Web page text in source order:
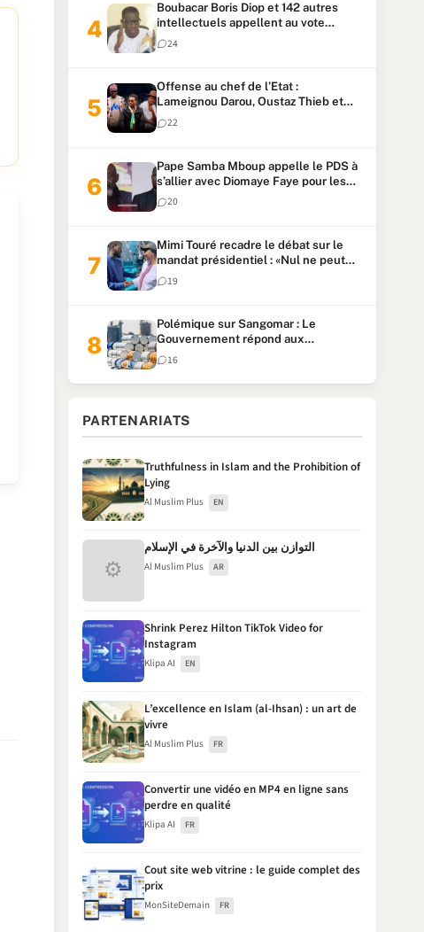
Boubacar Boris Diop et 142 autres
intellectuels appellent au vote
urgent de la révision
constitutionnelle
24
Offense au chef de l’Etat :
Lameignou Darou, Oustaz Thieb et
Ndiaye Touba lourdement
condamnés
22
Pape Samba Mboup appelle le PDS à
s’allier avec Diomaye Faye pour les
locales et tacle Sonko
20
Mimi Touré recadre le débat sur le
mandat présidentiel : «Nul ne peut
faire plus de deux mandats
consécutifs de 5 ans»
19
Polémique sur Sangomar : Le
Gouvernement répond aux
accusations et clarifie le partage des
milliards
16
PARTENARIATS
Truthfulness in Islam and the Prohibition of
Lying
Al Muslim Plus EN
⚙
التوازن بين الدنيا والآخرة في الإسلام
Al Muslim Plus AR
Shrink Perez Hilton TikTok Video for
Instagram
Klipa AI EN
L’excellence en Islam (al-Ihsan) : un art de
vivre
Al Muslim Plus FR
Convertir une vidéo en MP4 en ligne sans
perdre en qualité
Klipa AI FR
Cout site web vitrine : le guide complet des
prix
MonSiteDemain FR